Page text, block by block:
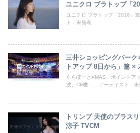
ユニクロ ブラトップ「
ユニクロ ブラトップ「2016」
ト：未発表
三井ショッピングパー
トアップ 8日から」篇 ×
ららぽーとXMAS「ポイントア
波、CM曲：、アーティスト：未
トリンプ 天使のブラス
涼子 TVCM